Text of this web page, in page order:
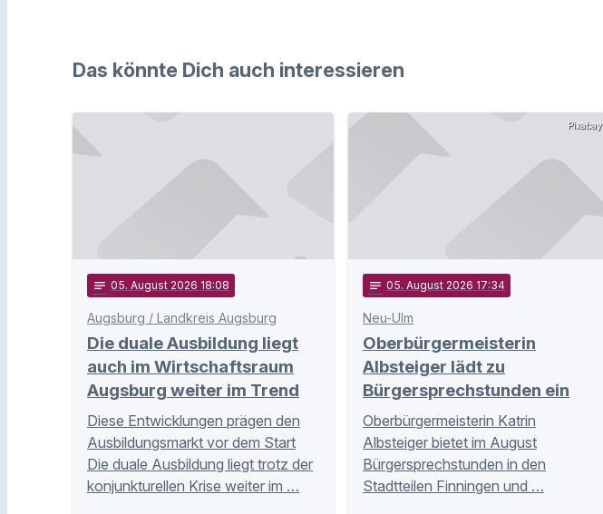
Das könnte Dich auch interessieren
notes 05. August 2026 18:08
Augsburg / Landkreis Augsburg
Die duale Ausbildung liegt
auch im Wirtschaftsraum
Augsburg weiter im Trend
Diese Entwicklungen prägen den
Ausbildungsmarkt vor dem Start
Die duale Ausbildung liegt trotz der
konjunkturellen Krise weiter im …
Pixabay
notes 05. August 2026 17:34
Neu-Ulm
Oberbürgermeisterin
Albsteiger lädt zu
Bürgersprechstunden ein
Oberbürgermeisterin Katrin
Albsteiger bietet im August
Bürgersprechstunden in den
Stadtteilen Finningen und …